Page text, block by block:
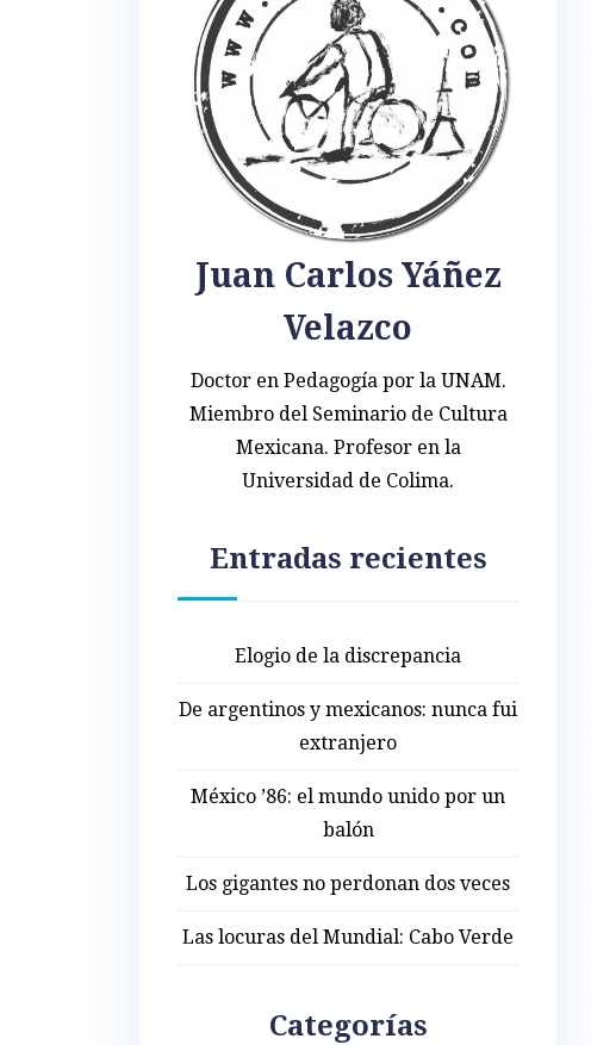
Juan Carlos Yáñez
Velazco
Doctor en Pedagogía por la UNAM.
Miembro del Seminario de Cultura
Mexicana. Profesor en la
Universidad de Colima.
Entradas recientes
Elogio de la discrepancia
De argentinos y mexicanos: nunca fui
extranjero
México ’86: el mundo unido por un
balón
Los gigantes no perdonan dos veces
Las locuras del Mundial: Cabo Verde
Categorías